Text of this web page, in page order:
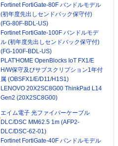
Fortinet FortiGate-80F バンドルモデル
(初年度先出しセンドバック保守付)
(FG-80F-BDL-US)
Fortinet FortiGate-100F バンドルモデ
ル (初年度先出しセンドバック保守付)
(FG-100F-BDL-US)
PLAT'HOME OpenBlocks IoT FX1/E
H/W保守及びサブスクリプション1年付
属 (OBSFX1/E/D11/H1S1)
LENOVO 20X2SC8G00 ThinkPad L14
Gen2 (20X2SC8G00)
エイム電子 光ファイバーケーブル
DLC/DSC MM62.5 1m (AFP2-
DLC/DSC-62-01)
Fortinet FortiGate-40F バンドルモデル